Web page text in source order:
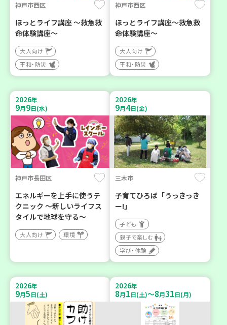
神戸市西区
ほっとライフ講座 ～救急救
命体験講座～
大人向け
平和・防災
神戸市西区
ほっとライフ講座～救急救
命体験講座～
大人向け
平和・防災
2026年
9月9日(水)
神戸市長田区
エネルギーを上手に使うテ
クニック ～新しいライフス
タイルで地球を守る～
大人向け 環境
2026年
9月4日(金)
三木市
子育てひろば「うっきっき
ー!」
子ども
親子で楽しむ
学び・体験
2026年
9月5日(土)
2026年
8月1日(土)～8月31日(月)